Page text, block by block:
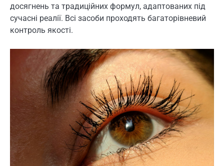
досягнень та традиційних формул, адаптованих під
сучасні реалії. Всі засоби проходять багаторівневий
контроль якості.